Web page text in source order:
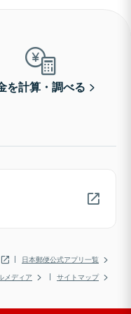
を計算・調べる
日本郵便公式アプリ一覧
メディア
サイトマップ